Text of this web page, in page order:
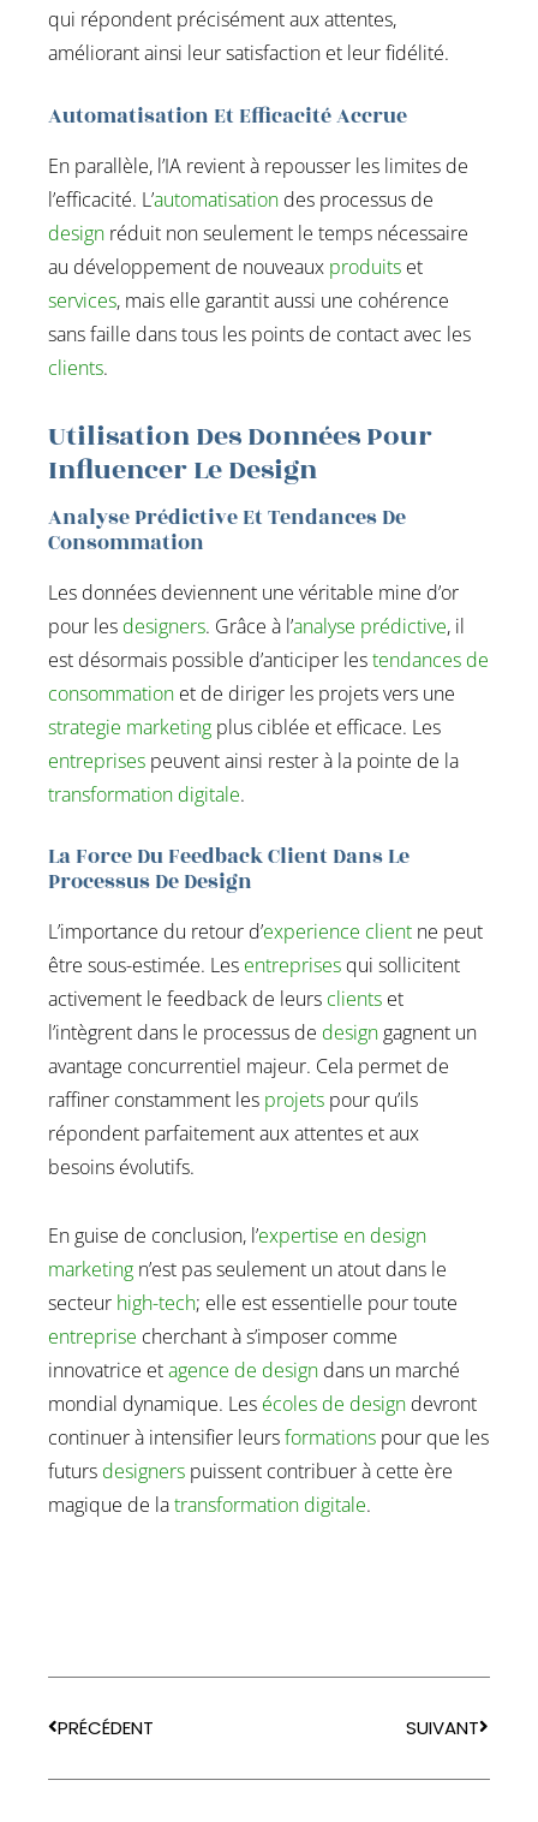
qui répondent précisément aux attentes,
améliorant ainsi leur satisfaction et leur fidélité.
Automatisation Et Efficacité Accrue
En parallèle, l’IA revient à repousser les limites de
l’efficacité. L’automatisation des processus de
design réduit non seulement le temps nécessaire
au développement de nouveaux produits et
services, mais elle garantit aussi une cohérence
sans faille dans tous les points de contact avec les
clients.
Utilisation Des Données Pour
Influencer Le Design
Analyse Prédictive Et Tendances De
Consommation
Les données deviennent une véritable mine d’or
pour les designers. Grâce à l’analyse prédictive, il
est désormais possible d’anticiper lestendances de
consommation et de diriger les projets vers une
strategie marketing plus ciblée et efficace. Les
entreprises peuvent ainsi rester à la pointe de la
transformation digitale.
La Force Du Feedback Client Dans Le
Processus De Design
L’importance du retour d’experience client ne peut
être sous-estimée. Les entreprises qui sollicitent
activement le feedback de leurs clients et
l’intègrent dans le processus de design gagnent un
avantage concurrentiel majeur. Cela permet de
raffiner constamment les projets pour qu’ils
répondent parfaitement aux attentes et aux
besoins évolutifs.
En guise de conclusion, l’expertise en design
marketing n’est pas seulement un atout dans le
secteur high-tech; elle est essentielle pour toute
entreprise cherchant à s’imposer comme
innovatrice etagence de design dans un marché
mondial dynamique. Les écoles de design devront
continuer à intensifier leursformations pour que les
futurs designers puissent contribuer à cette ère
magique de latransformation digitale.
PRÉCÉDENT SUIVANT